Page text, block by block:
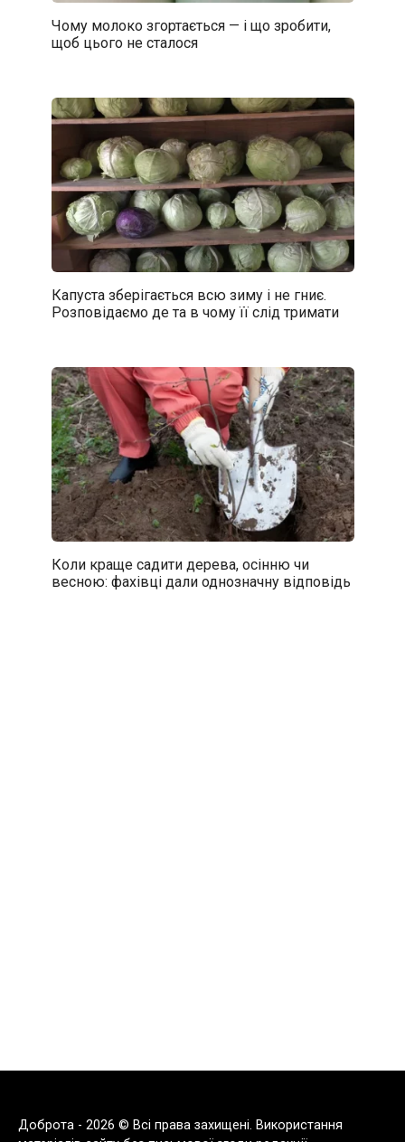
Чому молоко згортається — і що зробити,
щоб цього не сталося
Капуста зберігається всю зиму і не гниє.
Розповідаємо де та в чому її слід тримати
Коли краще садити дерева, осінню чи
весною: фахівці дали однозначну відповідь
Доброта - 2026 © Всі права захищені. Використання